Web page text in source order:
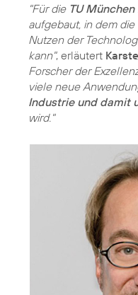
"Für die TU München
aufgebaut, in dem
Nutzen der
kann", erläutert
Forscher der
viele neue
Industrie und damit
wird."